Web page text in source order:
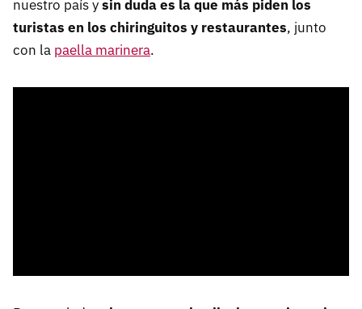
nuestro país ysin duda es la que más piden los
turistas en los chiringuitos y restaurantes, junto
con la paella marinera.